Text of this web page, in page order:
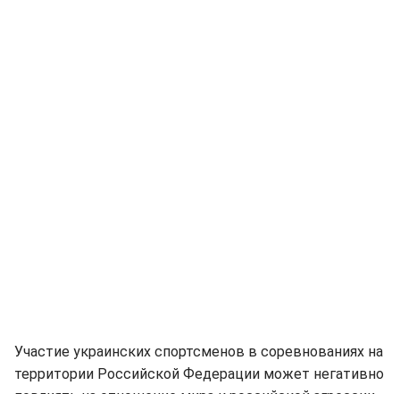
Участие украинских спортсменов в соревнованиях на
территории Российской Федерации может негативно